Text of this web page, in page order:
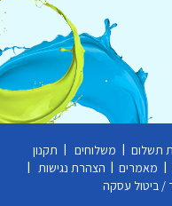
תשלום | משלוחים | תקנון
| מאמרים | הצהרת נגישות |
/ ביטול עסקה